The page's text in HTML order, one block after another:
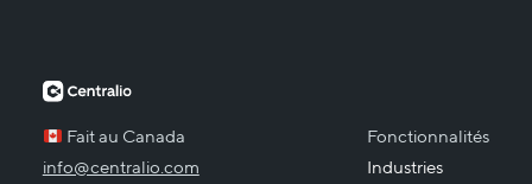
Fait au Canada
info@centralio.com
Fonctionnalités
Industries